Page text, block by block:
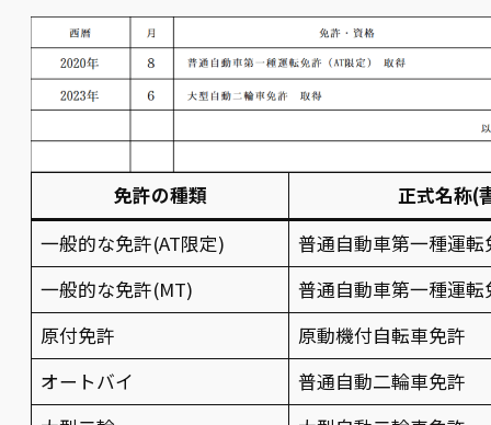
免許の種類
正式名称(
一般的な免許(AT限定)
普通自動車第一種運
一般的な免許(MT)
普通自動車第一種運転
原付免許
原動機付自転車免許
オートバイ
普通自動二輪車免許